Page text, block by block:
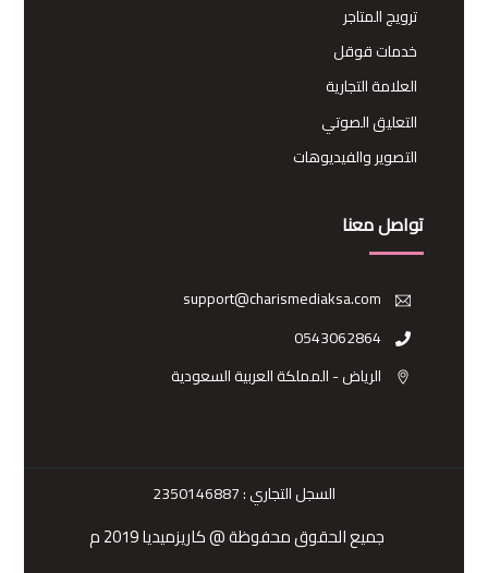
ترويج المتاجر
خدمات قوقل
العلامة التجارية
التعليق الصوتي
التصوير والفيديوهات
تواصل معنا
support@charismediaksa.com
0543062864
الرياض - المملكة العربية السعودية
السجل التجاري :2350146887
جميع الحقوق محفوظة @ كاريزميديا 2019 م